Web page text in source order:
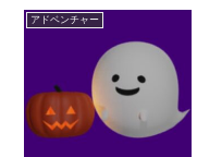
アドベンチャー